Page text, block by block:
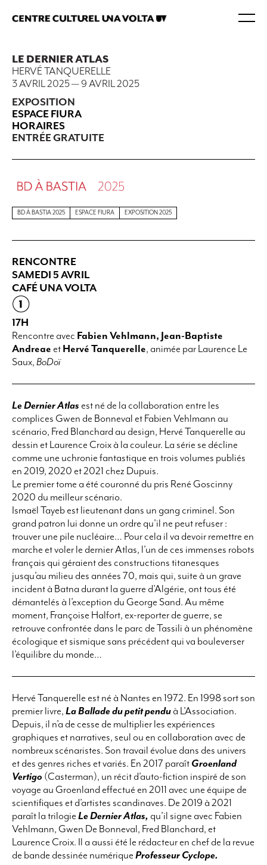
LE DERNIER ATLAS
HERVÉ TANQUERELLE
3 AVRIL 2025— 9 AVRIL 2025
EXPOSITION
ESPACE FIURA
HORAIRES
ENTRÉE GRATUITE
BD À BASTIA 2025 ESPACE FIURA EXPOSITION 2025
RENCONTRE
SAMEDI 5 AVRIL
CAFÉ UNA VOLTA
17H
Rencontre avec Fabien Vehlmann, Jean-Baptiste
Andreae et Hervé Tanquerelle, animée par Laurence Le
Saux, BoDoï
Le Dernier Atlas est né de la collaboration entre les
complices Gwen de Bonneval et Fabien Vehlmann au
scénario, Fred Blanchard au design, Hervé Tanquerelle au
dessin et Laurence Croix à la couleur. La série se décline
comme une uchronie fantastique en trois volumes publiés
en 2019, 2020 et 2021 chez Dupuis.
Le premier tome a été couronné du pris René Goscinny
2020 du meilleur scénario.
Ismaël Tayeb est lieutenant dans un gang criminel. Son
grand patron lui donne un ordre qu’il ne peut refuser :
trouver une pile nucléaire… Pour cela il va devoir remettre en
marche et voler le dernier Atlas, l’un de ces immenses robots
français qui géraient des constructions titanesques
jusqu’au milieu des années 70, mais qui, suite à un grave
incident à Batna durant la guerre d’Algérie, ont tous été
démantelés à l’exception du George Sand. Au même
moment, Françoise Halfort, ex-reporter de guerre, se
retrouve confrontée dans le parc de Tassili à un phénomène
écologique et sismique sans précédent qui va bouleverser
l’équilibre du monde…
Hervé Tanquerelle est né à Nantes en 1972. En 1998 sort son
premier livre, La Ballade du petit pendu à L’Association.
Depuis, il n’a de cesse de multiplier les expériences
graphiques et narratives, seul ou en collaboration avec de
nombreux scénaristes. Son travail évolue dans des univers
et des genres riches et variés. En 2017 paraît Groenland
Vertigo (Casterman), un récit d’auto-fiction inspiré de son
voyage au Groenland effectué en 2011 avec une équipe de
scientifiques et d’artistes scandinaves. De 2019 à 2021
paraît la trilogie Le Dernier Atlas, qu’il signe avec Fabien
Vehlmann, Gwen De Bonneval, Fred Blanchard, et
Laurence Croix. Il a aussi été le rédacteur en chef de la revue
de bande dessinée numérique Professeur Cyclope.